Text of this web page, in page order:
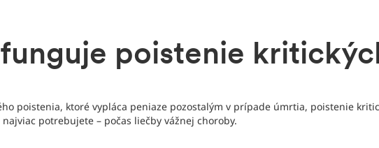
poistenie
poistenia, ktoré vypláca peniaze pozostalým v prípade úmrtia, poistenie
potrebujete – počas liečby vážnej choroby.